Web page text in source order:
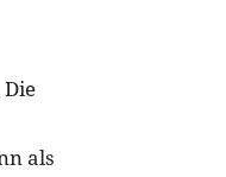
als